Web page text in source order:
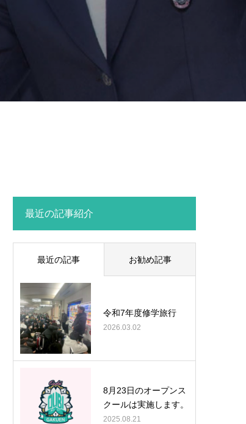
最近の記事紹介
最近の記事 お勧め記事
令和7年度修学旅行
2026.03.02
8月23日のオープンス
クールは実施します。
2025.08.21